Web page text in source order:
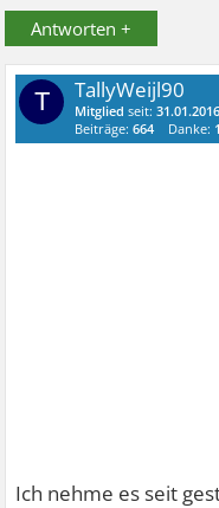
Antworten +
T TallyWeijl90
Mitglied seit:31.01.2016
Beiträge:664 Danke:
Ich nehme es seit